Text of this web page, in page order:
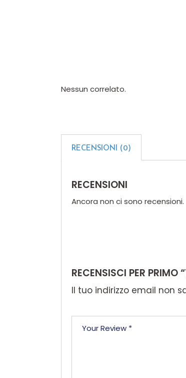
Nessun correlato.
RECENSIONI (0)
RECENSIONI
Ancora non ci sono recensioni.
RECENSISCI PER
Il tuo indirizzo email non